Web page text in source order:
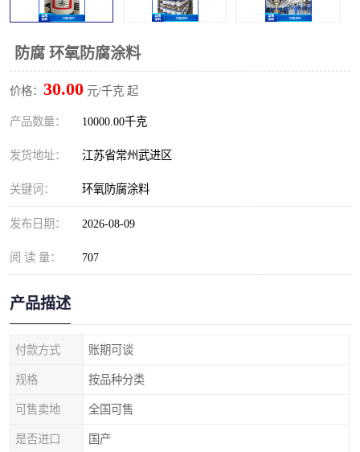
防腐 环氧防腐涂料
价格： 30.00 元/千克 起
产品数量： 10000.00千克
发货地址： 江苏省常州武进区
关键词： 环氧防腐涂料
发布日期： 2026-08-09
阅 读 量： 707
产品描述
付款方式 账期可谈
规格 按品种分类
可售卖地 全国可售
是否进口 国产